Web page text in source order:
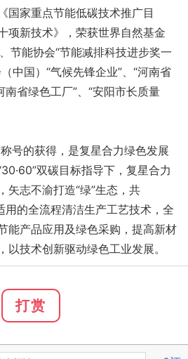
国家重点节能低碳技术推广目
项新技术》，荣获世界自然基金
节能协会“节能减排科技进步奖一
中国）“气候先锋企业”、“河南省
南省绿色工厂”、“安阳市长质量
号的获得，是复星合力绿色发展
双碳目标指导下，复星合力
矢志不渝打造“绿”生态，共
用的全流程清洁生产工艺技术，全
能产品应用及绿色采购，提高新材
以技术创新驱动绿色工业发展。
打赏